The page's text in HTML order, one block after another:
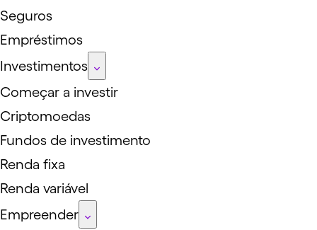
Seguros
Empréstimos
Investimentos
Começar a investir
Criptomoedas
Fundos de investimento
Renda fixa
Renda variável
Empreender